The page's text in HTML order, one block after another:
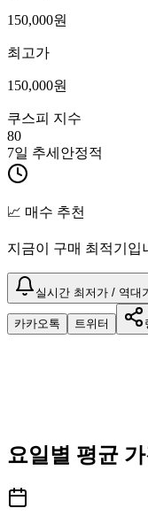
150,000원
최고가
150,000원
쿠스피 지수
80
7일 추세 안정적
📈 매수 추천
지금이 구매 최적기입
실시간 최저가 / 역대
카카오톡 트위터
요일별 평균 가